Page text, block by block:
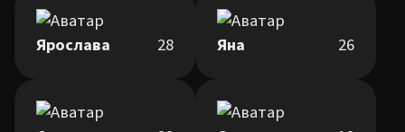
Ярослава 28 Яна 26